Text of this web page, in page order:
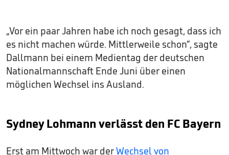
„Vor ein paar Jahren habe ich noch gesagt, dass ich
es nicht machen würde. Mittlerweile schon“, sagte
Dallmann bei einem Medientag der deutschen
Nationalmannschaft Ende Juni über einen
möglichen Wechsel ins Ausland.
Sydney Lohmann verlässt den FC Bayern
Erst am Mittwoch war derWechsel von